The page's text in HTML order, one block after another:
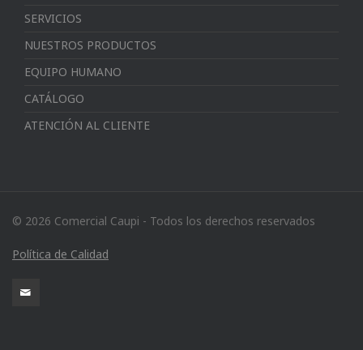
SERVICIOS
NUESTROS PRODUCTOS
EQUIPO HUMANO
CATÁLOGO
ATENCIÓN AL CLIENTE
© 2026 Comercial Caupi - Todos los derechos reservados
Política de Calidad